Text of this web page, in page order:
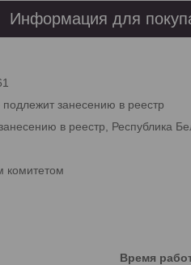
Информация для
занесению в реестр
в реестр, Республика
комитетом
Время